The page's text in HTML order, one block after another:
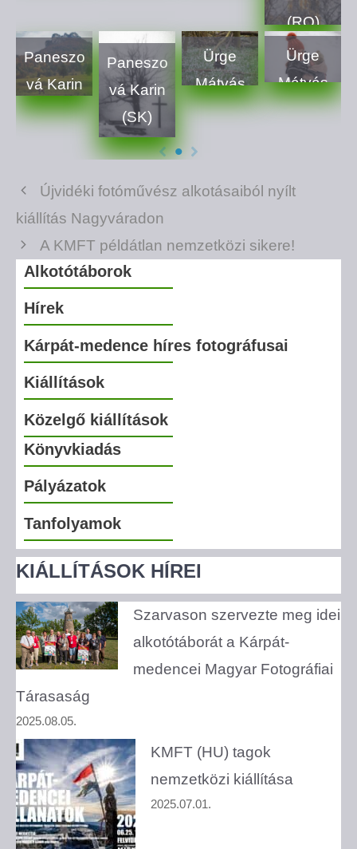
(RO)
Paneszo
vá Karin
(SK)
Paneszo
vá Karin
(SK)
Ürge
Mátyás
(SRB)
Ürge
Mátyás
(SRB)
Újvidéki fotóművész alkotásaiból nyílt
kiállítás Nagyváradon
A KMFT példátlan nemzetközi sikere!
Alkotótáborok
Hírek
Kárpát-medence híres fotográfusai
Kiállítások
Közelgő kiállítások
Könyvkiadás
Pályázatok
Tanfolyamok
KIÁLLÍTÁSOK HÍREI
Szarvason szervezte meg idei
alkotótáborát a Kárpát-
medencei Magyar Fotográfiai
Tárasaság
2025.08.05.
KMFT (HU) tagok
nemzetközi kiállítása
2025.07.01.